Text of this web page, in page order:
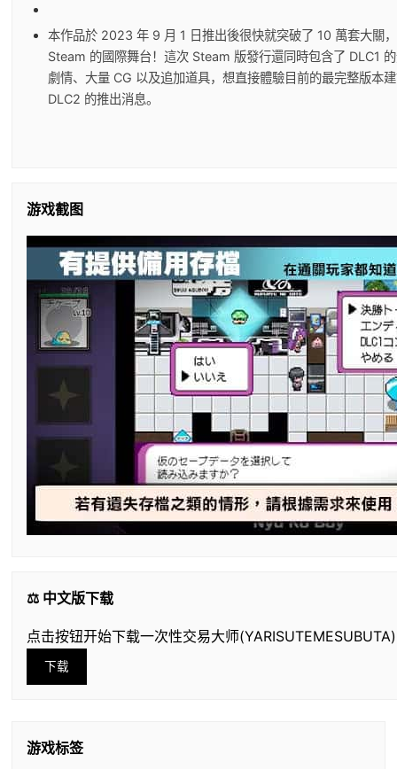
本作品於 2023 年 9 月 1 日推出後很快就突破了 10 萬套大關
Steam 的國際舞台！這次 Steam 版發行還同時包含了 DLC1
劇情、大量 CG 以及追加道具，想直接體驗目前的最完整版本
DLC2 的推出消息。
游戏截图
⚖️ 中文版下载
点击按钮开始下载一次性交易大师
下载
游戏标签